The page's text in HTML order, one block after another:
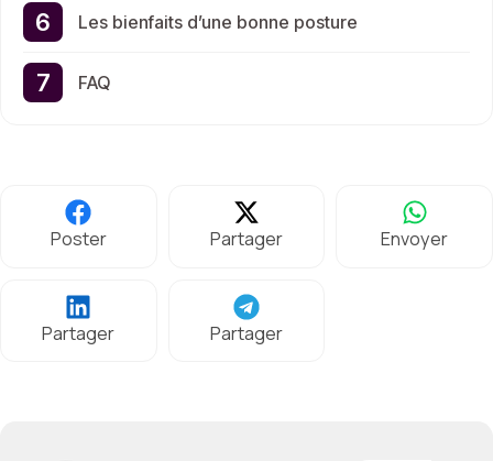
Les bienfaits d’une bonne posture
FAQ
Poster Partager Envoyer
Partager Partager